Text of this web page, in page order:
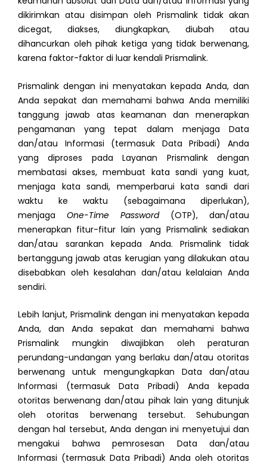
dikirimkan atau disimpan oleh Prismalink tidak akan
dicegat, diakses, diungkapkan, diubah atau
dihancurkan oleh pihak ketiga yang tidak berwenang,
karena faktor-faktor di luar kendali Prismalink.
Prismalink dengan ini menyatakan kepada Anda, dan
Anda sepakat dan memahami bahwa Anda memiliki
tanggung jawab atas keamanan dan menerapkan
pengamanan yang tepat dalam menjaga Data
dan/atau Informasi (termasuk Data Pribadi) Anda
yang diproses pada Layanan Prismalink dengan
membatasi akses, membuat kata sandi yang kuat,
menjaga kata sandi, memperbarui kata sandi dari
waktu ke waktu (sebagaimana diperlukan),
menjaga One-Time Password (OTP), dan/atau
menerapkan fitur-fitur lain yang Prismalink sediakan
dan/atau sarankan kepada Anda. Prismalink tidak
bertanggung jawab atas kerugian yang dilakukan atau
disebabkan oleh kesalahan dan/atau kelalaian Anda
sendiri.
Lebih lanjut, Prismalink dengan ini menyatakan kepada
Anda, dan Anda sepakat dan memahami bahwa
Prismalink mungkin diwajibkan oleh peraturan
perundang-undangan yang berlaku dan/atau otoritas
berwenang untuk mengungkapkan Data dan/atau
Informasi (termasuk Data Pribadi) Anda kepada
otoritas berwenang dan/atau pihak lain yang ditunjuk
oleh otoritas berwenang tersebut. Sehubungan
dengan hal tersebut, Anda dengan ini menyetujui dan
mengakui bahwa pemrosesan Data dan/atau
Informasi (termasuk Data Pribadi) Anda oleh otoritas